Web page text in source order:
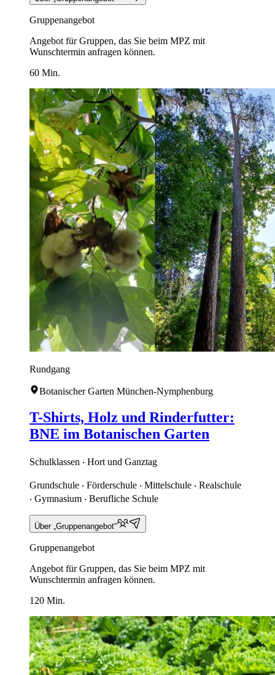
Gruppenangebot
Angebot für Gruppen, das Sie beim MPZ mit
Wunschtermin anfragen können.
60 Min.
Rundgang
Botanischer Garten München-Nymphenburg
T-Shirts, Holz und Rinderfutter:
BNE im Botanischen Garten
Schulklassen ‧ Hort und Ganztag
Grundschule ‧ Förderschule ‧ Mittelschule ‧ Realschule
‧ Gymnasium ‧ Berufliche Schule
Über „Gruppenangebot“
Gruppenangebot
Angebot für Gruppen, das Sie beim MPZ mit
Wunschtermin anfragen können.
120 Min.